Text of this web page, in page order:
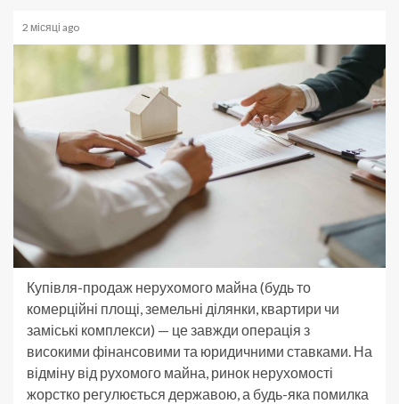
2 місяці ago
Купівля-продаж нерухомого майна (будь то
комерційні площі, земельні ділянки, квартири чи
заміські комплекси) — це завжди операція з
високими фінансовими та юридичними ставками. На
відміну від рухомого майна, ринок нерухомості
жорстко регулюється державою, а будь-яка помилка